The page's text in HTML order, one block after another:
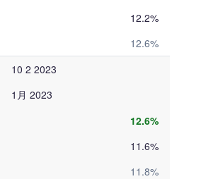
12.2%
12.6%
10 2 2023
1月 2023
12.6%
11.6%
11.8%